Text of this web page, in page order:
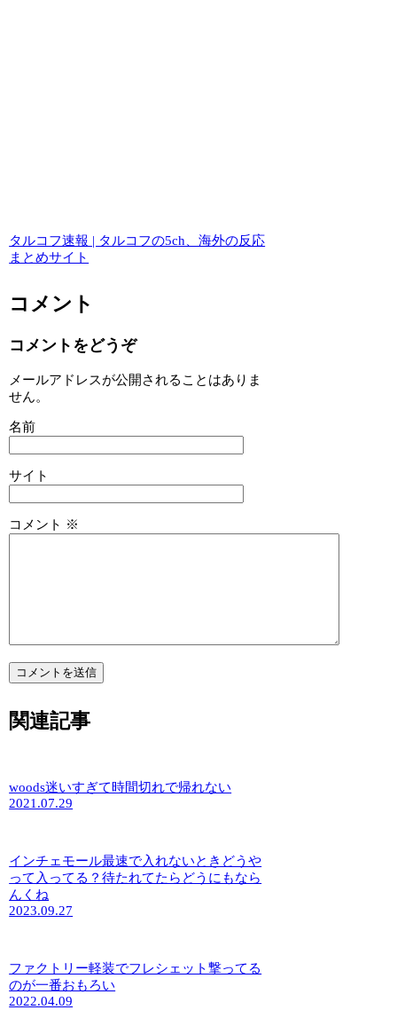
タルコフ速報 | タルコフの5ch、海外の反応
まとめサイト
コメント
コメントをどうぞ
メールアドレスが公開されることはありま
せん。
名前
サイト
コメント ※
関連記事
woods迷いすぎて時間切れで帰れない
2021.07.29
インチェモール最速で入れないときどうや
って入ってる？待たれてたらどうにもなら
んくね
2023.09.27
ファクトリー軽装でフレシェット撃ってる
のが一番おもろい
2022.04.09